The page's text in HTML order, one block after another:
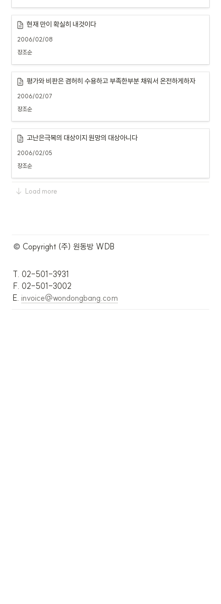
현재 만이 확실히 내것이다
2006/02/08
장조순
평가와 비판은 겸허히 수용하고 부족한부분 채워서 온전하게하자
2006/02/07
장조순
고난은극복의 대상이지 원망의 대상아니다
2006/02/05
장조순
Load more
Copyright (주) 원동방 WDB
T. 02-501-3931
F. 02-501-3002
E. invoice@wondongbang.com